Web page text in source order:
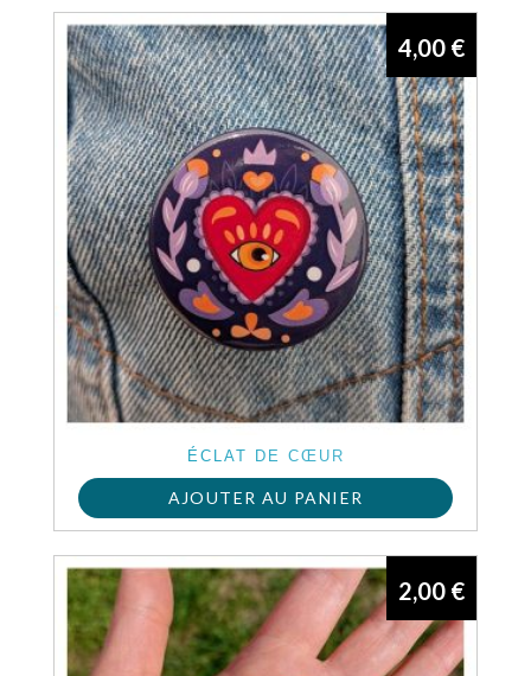
ÉCLAT DE CŒUR
4,00 €
AJOUTER AU PANIER
2,00 €